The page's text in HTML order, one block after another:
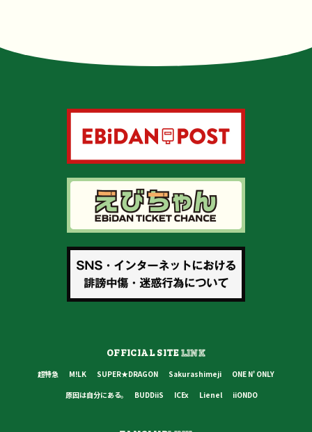
OFFICIAL SITELINK
超特急 M!LK SUPER★DRAGON Sakurashimeji
ONE N' ONLY
原因は自分にある。
BUDDiiS ICEx Lienel iiONDO